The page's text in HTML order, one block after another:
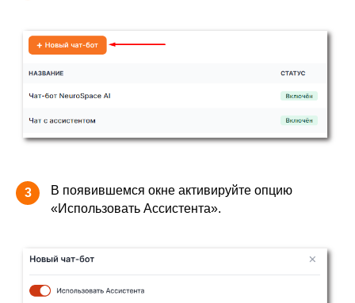
3
В появившемся окне активируйте опцию
«Использовать Ассистента».